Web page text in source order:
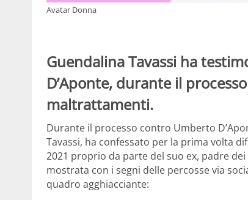
Avatar Donna
Guendalina Tavassi ha
D’Aponte, durante il
maltrattamenti.
Durante il processo contro Umberto
Tavassi, ha confessato per la prima volta
2021 proprio da parte del suo ex, padre
mostrata con i segni delle percosse via
quadro agghiacciante: